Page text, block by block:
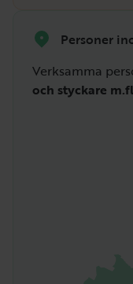
Personer
Verksamma
och styckare